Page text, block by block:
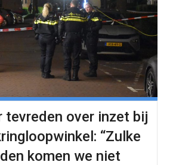
tevreden over inzet bij
“Zulke
komen we niet